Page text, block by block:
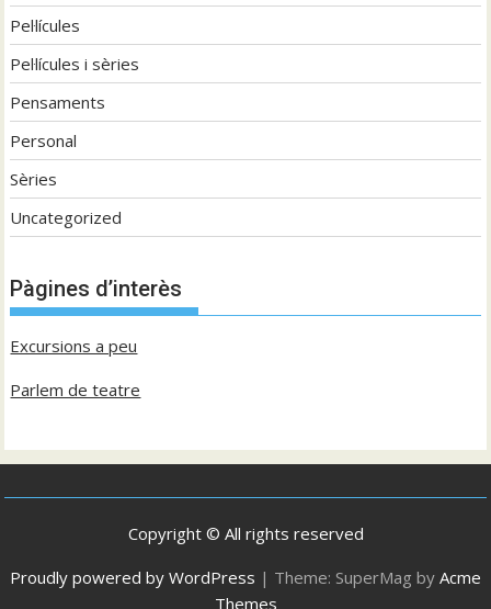
Pel·lícules
Pel·lícules i sèries
Pensaments
Personal
Sèries
Uncategorized
Pàgines d’interès
Excursions a peu
Parlem de teatre
Copyright © All rights reserved
Proudly powered by WordPress | Theme: SuperMag by Acme
Themes